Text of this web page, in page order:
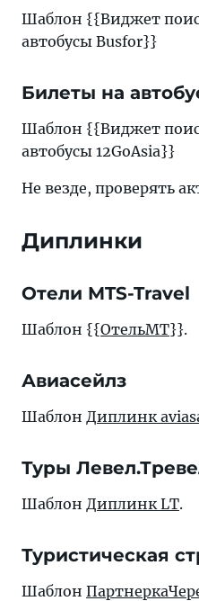
Шаблон {{Виджет
автобусы Busfor}}
Билеты на
Шаблон {{Виджет
автобусы 12GoAsia}}
Не везде, проверять
Диплинки
Отели MTS-Travel
Шаблон {{ОтельМТ}}.
Авиасейлз
Шаблон Диплинк
Туры
Шаблон Диплинк LT.
Туристическая
Шаблон